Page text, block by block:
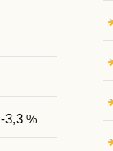
-3,3%